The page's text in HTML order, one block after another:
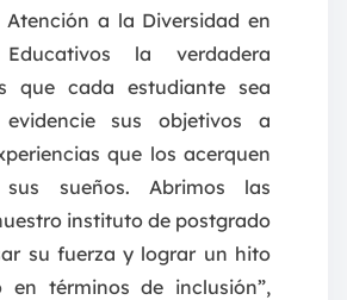
Atención a la Diversidad en
la verdadera
que cada estudiante sea
sus objetivos a
que los acerquen
sueños. Abrimos las
instituto de postgrado
su fuerza y lograr un hito
en términos de inclusión”,